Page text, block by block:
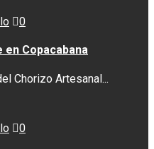
0
en Copacabana
Chorizo Artesanal...
0